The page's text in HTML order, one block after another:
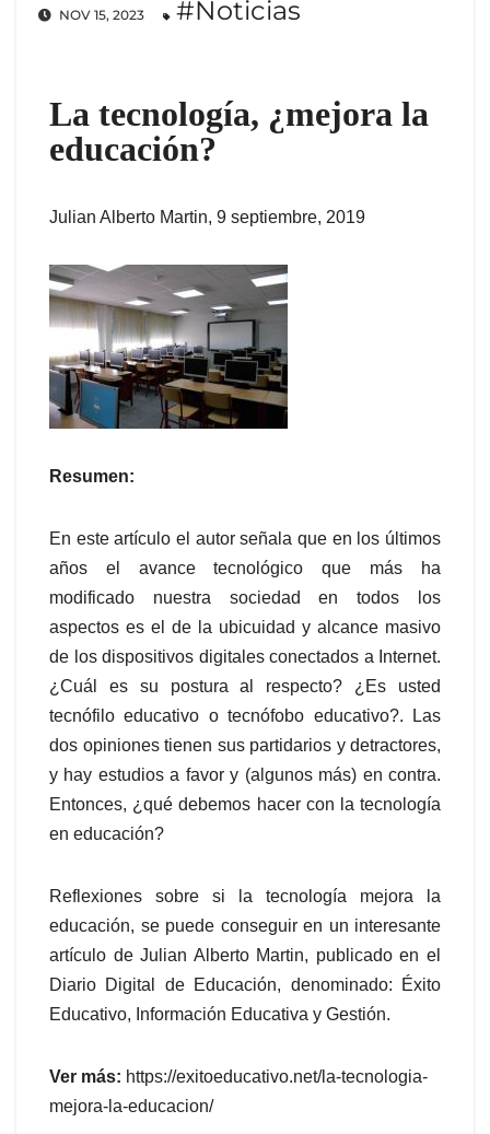
NOV 15, 2023 #Noticias
La tecnología, ¿mejora la
educación?
Julian Alberto Martin, 9 septiembre, 2019
Resumen:
En este artículo el autor señala que en los últimos
años el avance tecnológico que más ha
modificado nuestra sociedad en todos los
aspectos es el de la ubicuidad y alcance masivo
de los dispositivos digitales conectados a Internet.
¿Cuál es su postura al respecto? ¿Es usted
tecnófilo educativo o tecnófobo educativo?. Las
dos opiniones tienen sus partidarios y detractores,
y hay estudios a favor y (algunos más) en contra.
Entonces, ¿qué debemos hacer con la tecnología
en educación?
Reflexiones sobre si la tecnología mejora la
educación, se puede conseguir en un interesante
artículo de Julian Alberto Martin, publicado en el
Diario Digital de Educación, denominado: Éxito
Educativo, Información Educativa y Gestión.
Ver más: https://exitoeducativo.net/la-tecnologia-
mejora-la-educacion/